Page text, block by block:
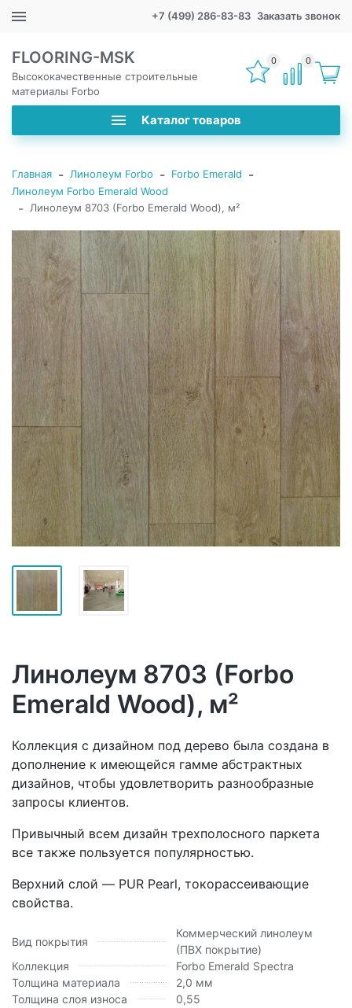
+7 (499) 286-83-83 Заказать звонок
FLOORING-MSK
Высококачественные строительные
материалы Forbo
Каталог товаров
0 0
Главная - Линолеум Forbo - Forbo Emerald -
Линолеум Forbo Emerald Wood
- Линолеум 8703 (Forbo Emerald Wood), м²
Линолеум 8703 (Forbo
Emerald Wood), м²
Коллекция с дизайном под дерево была создана в
дополнение к имеющейся гамме абстрактных
дизайнов, чтобы удовлетворить разнообразные
запросы клиентов.
Привычный всем дизайн трехполосного паркета
все также пользуется популярностью.
Верхний слой — PUR Pearl, токорассеивающие
свойства.
Вид покрытия
Коммерческий линолеум
(ПВХ покрытие)
Коллекция
Forbo Emerald Spectra
Толщина материала
2,0 мм
Толщина слоя износа
0,55